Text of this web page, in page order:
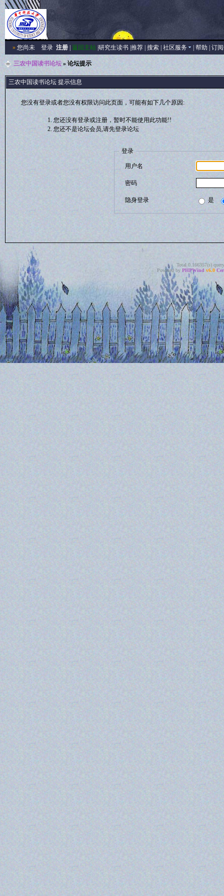
»您尚未 登录 注册| 返回主站| 研究生读书| 推荐| 搜索| 社区服务 帮助 订
三农中国读书论坛» 论坛提示
三农中国读书论坛 提示信息
您没有登录或者您没有权限访问此页面，可能有如下几个原因:
您还没有登录或注册，暂时不能使用此功能!!
您还不是论坛会员,请先登录论坛
登录
用户名
密码
隐身登录 是
Total 0.166357(s)
Powered by PHPWind v6.0